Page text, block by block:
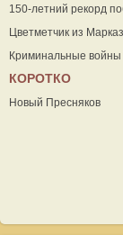
150-летний рекорд
Цветметчик из
Криминальные войны
КОРОТКО
Новый Пресняков